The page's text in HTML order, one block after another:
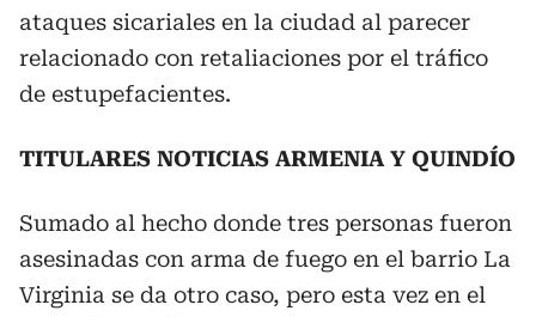
ataques sicariales en la ciudad al parecer
relacionado con retaliaciones por el tráfico
de estupefacientes.
TITULARES NOTICIAS ARMENIA Y QUINDÍO
Sumado al hecho donde tres personas fueron
asesinadas con arma de fuego en el barrio La
Virginia se da otro caso, pero esta vez en el